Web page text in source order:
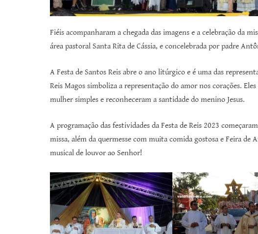
Fiéis acompanharam a chegada das imagens e a celebração da
área pastoral Santa Rita de Cássia, e concelebrada por padre
A Festa de Santos Reis abre o ano litúrgico e é uma das
Reis Magos simboliza a representação do amor nos corações.
mulher simples e reconheceram a santidade do menino Jesus.
A programação das festividades da Festa de Reis 2023
missa, além da quermesse com muita comida gostosa e Feira de
musical de louvor ao Senhor!